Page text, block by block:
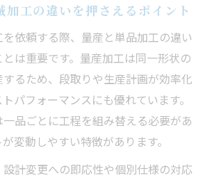
加工の違いを押さえるポイント
依頼する際、量産と単品加工の違い
は重要です。量産加工は同一形状の
るため、段取りや生産計画が効率化
パフォーマンスにも優れています。
品ごとに工程を組み替える必要があ
変動しやすい特徴があります。
計変更への即応性や個別仕様の対応